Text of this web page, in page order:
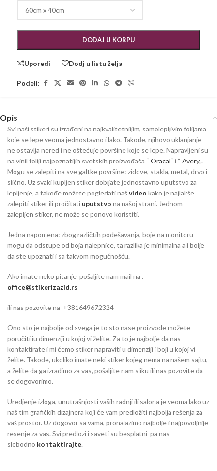
DODAJ U KORPU
Uporedi Dodj u listu želja
Podeli:
Opis
Svi naši stikeri su izrađeni na najkvalitetniijim, samolepljivim folijama
koje se lepe veoma jednostavno i lako. Takođe, njihovo uklanjanje
ne ostavlja nered i ne oštećuje površine koje se lepe. Napravljeni su
na vinil foliji najpoznatijih svetskih proizvođača “ Oracal“ i “ Avery„.
Mogu se zalepiti na sve galtke površine: zidove, stakla, metal, drvo i
slično. Uz svaki kupljen stiker dobijate jednostavno uputstvo za
lepljenje, a takođe možete pogledati našvideo kako je najlakše
zalepiti stiker ili pročitati uputstvo na našoj strani. Jednom
zalepljen stiker, ne može se ponovo koristiti.
Jedna napomena: zbog različtih podešavanja, boje na monitoru
mogu da odstupe od boja nalepnice, ta razlika je minimalna ali bolje
da ste upoznati i sa takvom mogućnošću.
Ako imate neko pitanje, pošaljite nam mail na :
office@stikerizazid.rs
ili nas pozovite na +381649672324
Ono sto je najbolje od svega je to sto nase proizvode možete
poručiti iu dimenziji u kojoj vi želite. Za to je najbolje da nas
kontaktirate i mi ćemo stiker napraviti u dimenziji i boji u kojoj vi
želite. Takođe, ukoliko imate neki stiker kojeg nema na našem sajtu,
a želite da ga izradimo za vas, pošaljite nam sliku ili nas pozovite da
se dogovorimo.
Uredjenje izloga, unutrašnjosti vaših radnji ili salona je veoma lako uz
naš tim grafičkih dizajnera koji će vam predložiti najbolja rešenja za
vaš prostor. Uz dogovor sa vama, pronalazimo najbolje i najpovoljnije
resenje za vas. Svi predlozi i saveti su besplatni pa nas
slobodno kontaktirajte.